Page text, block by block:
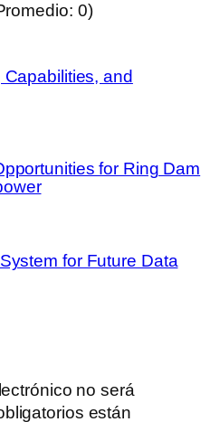
0)
and
for Ring Dam
for Future Data
no será
están